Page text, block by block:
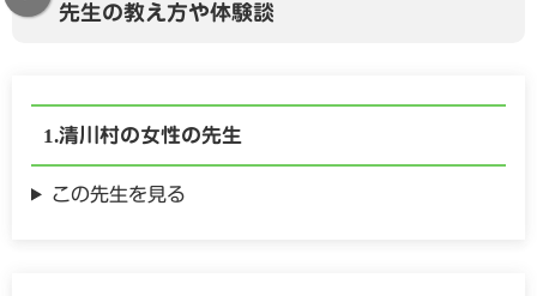
先生の教え方や体験談
清川村の女性の先生
この先生を見る